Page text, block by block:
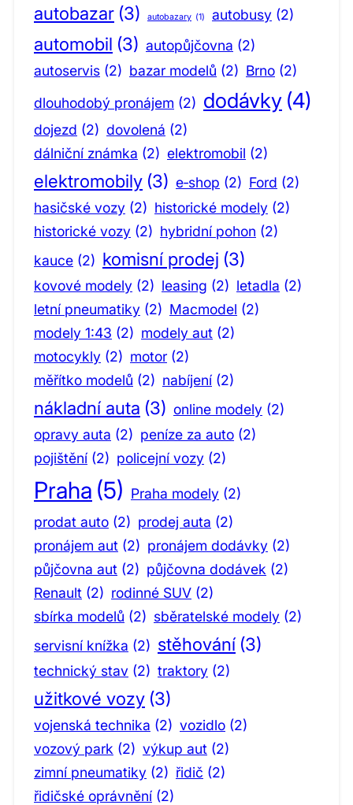
autobazar (3) autobazary (1) autobusy (2)
automobil (3) autopůjčovna (2)
autoservis (2) bazar modelů (2) Brno (2)
dlouhodobý pronájem (2) dodávky (4)
dojezd (2) dovolená (2)
dálniční známka (2) elektromobil (2)
elektromobily (3) e‑shop (2) Ford (2)
hasičské vozy (2) historické modely (2)
historické vozy (2) hybridní pohon (2)
kauce (2) komisní prodej (3)
kovové modely (2) leasing (2) letadla (2)
letní pneumatiky (2) Macmodel (2)
modely 1:43 (2) modely aut (2)
motocykly (2) motor (2)
měřítko modelů (2) nabíjení (2)
nákladní auta (3) online modely (2)
opravy auta (2) peníze za auto (2)
pojištění (2) policejní vozy (2)
Praha (5) Praha modely (2)
prodat auto (2) prodej auta (2)
pronájem aut (2) pronájem dodávky (2)
půjčovna aut (2) půjčovna dodávek (2)
Renault (2) rodinné SUV (2)
sbírka modelů (2) sběratelské modely (2)
servisní knížka (2) stěhování (3)
technický stav (2) traktory (2)
užitkové vozy (3)
vojenská technika (2) vozidlo (2)
vozový park (2) výkup aut (2)
zimní pneumatiky (2) řidič (2)
řidičské oprávnění (2)